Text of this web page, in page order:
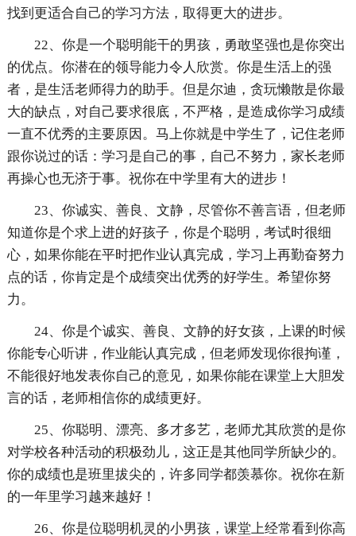
找到更适合自己的学习方法，取得更大的进步。
22、你是一个聪明能干的男孩，勇敢坚强也是你突出
的优点。你潜在的领导能力令人欣赏。你是生活上的强
者，是生活老师得力的助手。但是尔迪，贪玩懒散是你最
大的缺点，对自己要求很底，不严格，是造成你学习成绩
一直不优秀的主要原因。马上你就是中学生了，记住老师
跟你说过的话：学习是自己的事，自己不努力，家长老师
再操心也无济于事。祝你在中学里有大的进步！
23、你诚实、善良、文静，尽管你不善言语，但老师
知道你是个求上进的好孩子，你是个聪明，考试时很细
心，如果你能在平时把作业认真完成，学习上再勤奋努力
点的话，你肯定是个成绩突出优秀的好学生。希望你努
力。
24、你是个诚实、善良、文静的好女孩，上课的时候
你能专心听讲，作业能认真完成，但老师发现你很拘谨，
不能很好地发表你自己的意见，如果你能在课堂上大胆发
言的话，老师相信你的成绩更好。
25、你聪明、漂亮、多才多艺，老师尤其欣赏的是你
对学校各种活动的积极劲儿，这正是其他同学所缺少的。
你的成绩也是班里拔尖的，许多同学都羡慕你。祝你在新
的一年里学习越来越好！
26、你是位聪明机灵的小男孩，课堂上经常看到你高